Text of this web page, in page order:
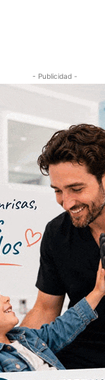
- Publicidad -